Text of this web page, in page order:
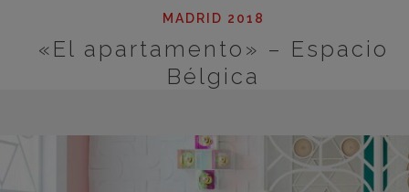
MADRID 2018
«El apartamento» – Espacio
Bélgica